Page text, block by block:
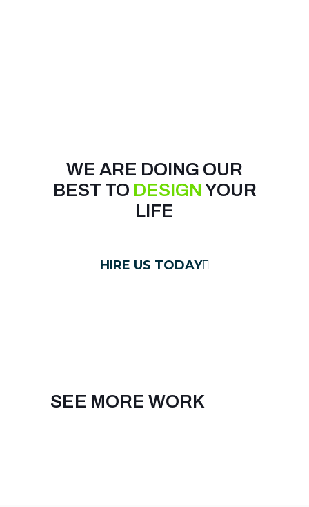
WE ARE DOING OUR
BEST TO DESIGN YOUR
LIFE
HIRE US TODAY
SEE MORE WORK